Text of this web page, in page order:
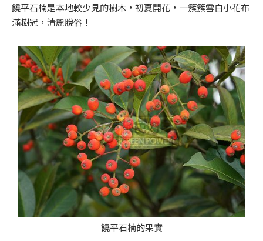
饒平石楠是本地較少見的樹木，初夏開花，一簇簇雪白小花布
滿樹冠，清麗脫俗！
饒平石楠的果實